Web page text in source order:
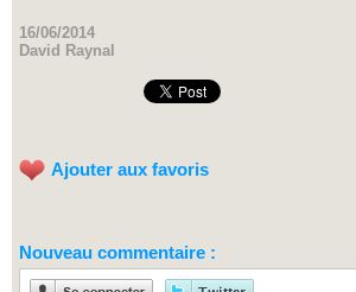
16/06/2014
David Raynal
Ajouter aux favoris
Nouveau commentaire :